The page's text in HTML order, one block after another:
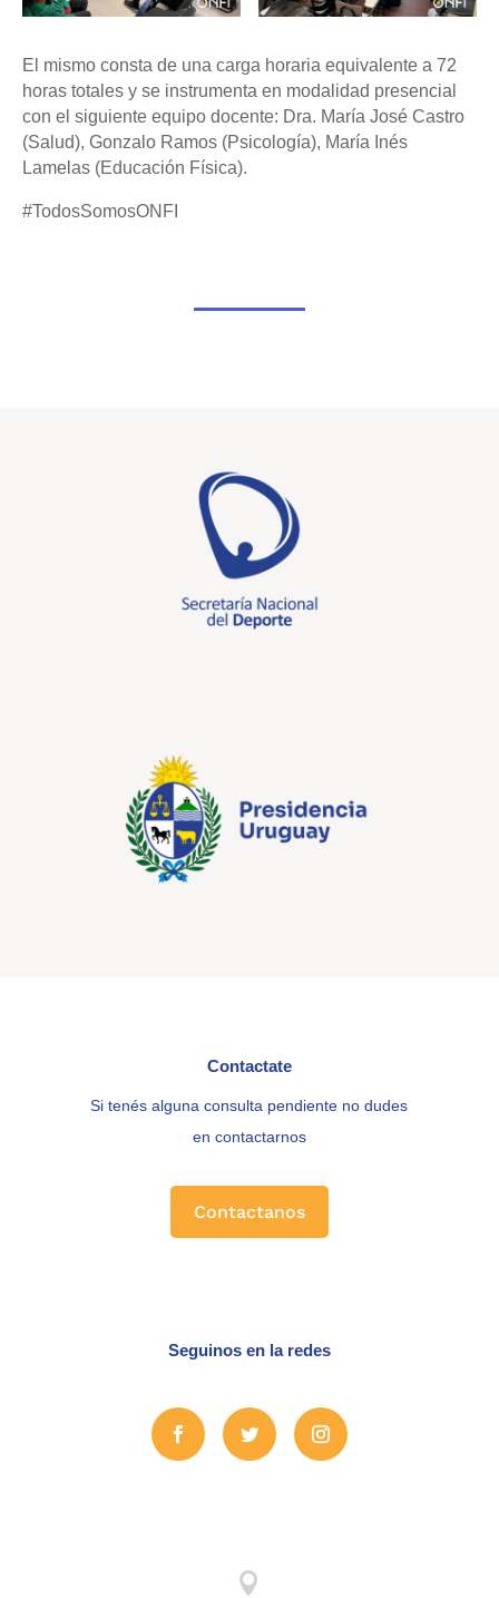
El mismo consta de una carga horaria equivalente a 72
horas totales y se instrumenta en modalidad presencial
con el siguiente equipo docente: Dra. María José Castro
(Salud), Gonzalo Ramos (Psicología), María Inés
Lamelas (Educación Física).
#TodosSomosONFI
Contactate
Si tenés alguna consulta pendiente no dudes
en contactarnos
Contactanos
Seguinos en la redes
